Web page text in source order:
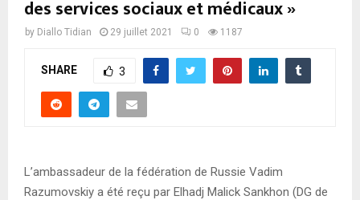
N
des services sociaux et médicaux »
by Diallo Tidian 29 juillet 2021 0 1187
SHARE 3
L’ambassadeur de la fédération de Russie Vadim
Razumovskiy a été reçu par Elhadj Malick Sankhon (DG de